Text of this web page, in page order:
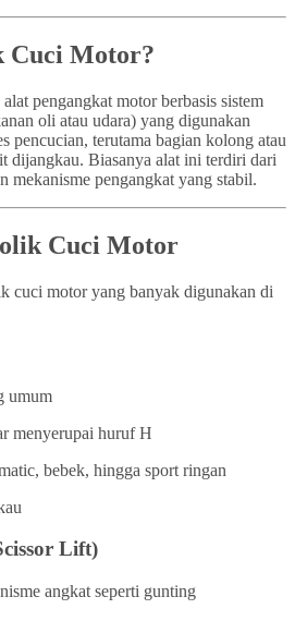
Motor?
pengangkat motor berbasis sistem
oli atau udara) yang digunakan
pencucian, terutama bagian kolong atau
dijangkau. Biasanya alat ini terdiri dari
mekanisme pengangkat yang stabil.
Cuci Motor
cuci motor yang banyak digunakan di
umum
menyerupai huruf H
bebek, hingga sport ringan
Lift)
angkat seperti gunting